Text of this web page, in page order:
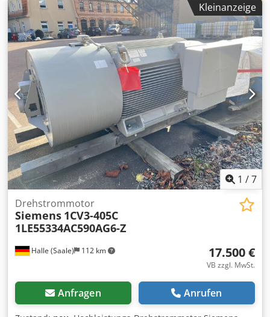
Kleinanzeige
1 /7
Halle (Saale) 112 km
Drehstrommotor
Siemens 1CV3-405C
1LE55334AC590AG6-Z
17.500 €
VB zzgl. MwSt.
Anfragen Anrufen